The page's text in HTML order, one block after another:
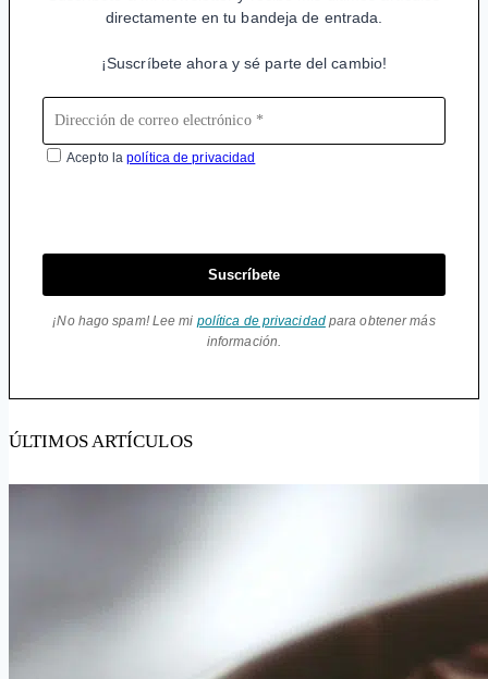
directamente en tu bandeja de entrada.
¡Suscríbete ahora y sé parte del cambio!
Acepto lapolítica de privacidad
Suscríbete
¡No hago spam! Lee mi política de privacidadpara obtener más
información.
ÚLTIMOS ARTÍCULOS